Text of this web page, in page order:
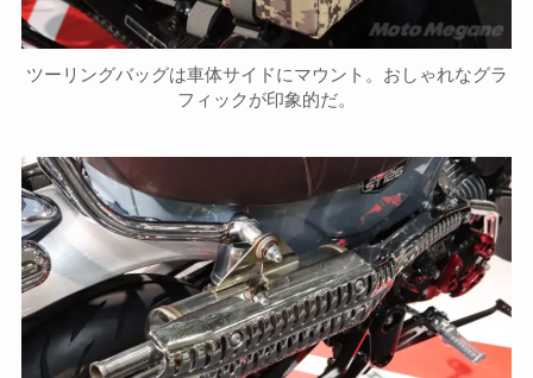
ツーリングバッグは車体サイドにマウント。おしゃれなグラ
フィックが印象的だ。